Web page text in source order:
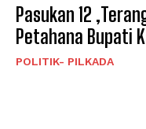
Pasukan 12
Petahana Bupati
POLITIK- PILKADA